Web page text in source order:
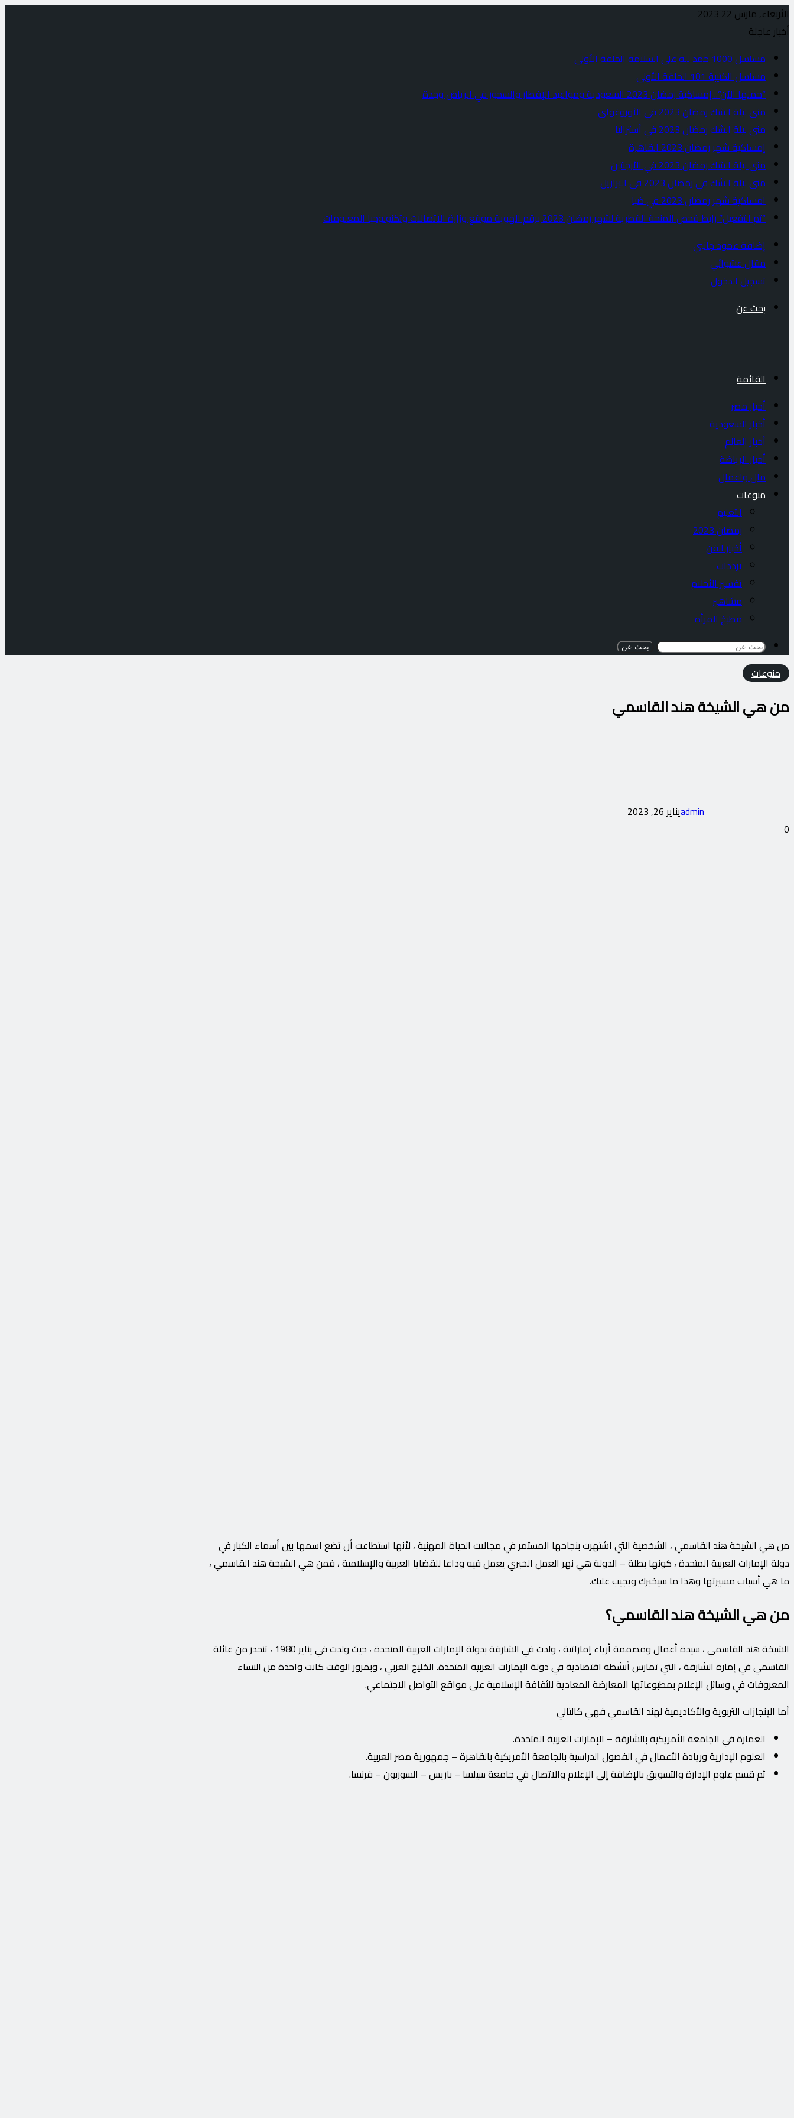
الأربعاء, مارس 22 2023
أخبار عاجلة
مسلسل 1000 حمد لله على السلامة الحلقة الأولى
مسلسل الكتيبة 101 الحلقة الأولى
“حملها الآن”.. إمساكية رمضان 2023 السعودية ومواعيد الإفطار والسحور في الرياض وجدة
متي ليلة الشك رمضان 2023 في الأوروغواي
متي ليلة الشك رمضان 2023 في أستراليا
إمساكية شهر رمضان 2023 القاهرة
متي ليلة الشك رمضان 2023 في الأرجنتين
متى ليلة الشك في رمضان 2023 في البرازيل
امساكية شهر رمضان 2023 في ضبا
“تم التفعيل” رابط فحص المنحة القطرية لشهر رمضان 2023 برقم الهوية موقع وزارة الاتصالات وتكنولوجيا المعلومات
إضافة عمود جانبي
مقال عشوائي
تسجيل الدخول
بحث عن
القائمة
أخبار مصر
أخبار السعودية
أخبار العالم
أخبار الرياضة
مال واعمال
منوعات
التعليم
رمضان 2023
أخبار الفن
ترددات
تفسير الأحلام
مشاهير
مطبخ المرأه
بحث عن
منوعات
من هي الشيخة هند القاسمي
adminيناير 26, 2023
0
من هي الشيخة هند القاسمي ، الشخصية التي اشتهرت بنجاحها المستمر في مجالات الحياة المهنية ، لأنها استطاعت أن تضع اسمها بين أسماء الكبار في
دولة الإمارات العربية المتحدة ، كونها بطلة – الدولة هي نهر العمل الخيري يعمل فيه وداعا للقضايا العربية والإسلامية ، فمن هي الشيخة هند القاسمي ،
ما هي أسباب مسيرتها وهذا ما سيخبرك ويجيب عليك.
من هي الشيخة هند القاسمي؟
الشيخة هند القاسمي ، سيدة أعمال ومصممة أزياء إماراتية ، ولدت في الشارقة بدولة الإمارات العربية المتحدة ، حيث ولدت في يناير 1980 ، تنحدر من عائلة
القاسمي في إمارة الشارقة ، التي تمارس أنشطة اقتصادية في دولة الإمارات العربية المتحدة. الخليج العربي ، وبمرور الوقت كانت واحدة من النساء
المعروفات في وسائل الإعلام بمطبوعاتها المعارضة المعادية للثقافة الإسلامية على مواقع التواصل الاجتماعي.
أما الإنجازات التربوية والأكاديمية لهند القاسمي فهي كالتالي
العمارة في الجامعة الأمريكية بالشارقة – الإمارات العربية المتحدة.
العلوم الإدارية وريادة الأعمال في الفصول الدراسية بالجامعة الأمريكية بالقاهرة – جمهورية مصر العربية.
ثم قسم علوم الإدارة والتسويق بالإضافة إلى الإعلام والاتصال في جامعة سيلسا – باريس – السوربون – فرنسا.